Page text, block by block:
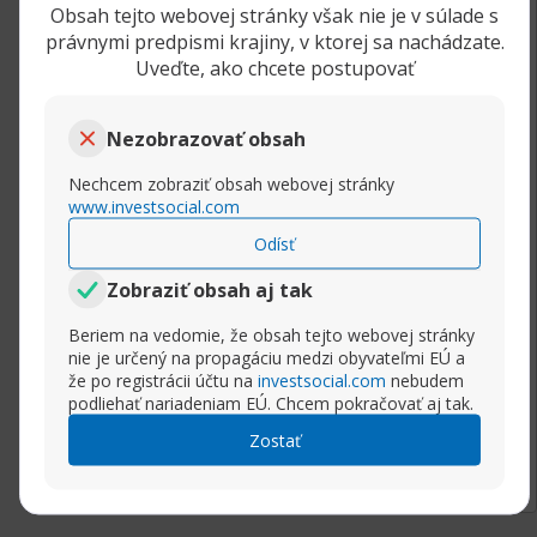
Obsah tejto webovej stránky však nie je v súlade s
právnymi predpismi krajiny, v ktorej sa nachádzate.
Uveďte, ako chcete postupovať
Nezobrazovať obsah
Nechcem zobraziť obsah webovej stránky
www.investsocial.com
Odísť
Zobraziť obsah aj tak
Beriem na vedomie, že obsah tejto webovej stránky
nie je určený na propagáciu medzi obyvateľmi EÚ a
že po registrácii účtu na investsocial.com nebudem
podliehať nariadeniam EÚ. Chcem pokračovať aj tak.
Zostať
Ako vložiť indikátor do obchodnej platformy
Návod v skratke: Najprv si musíte stiahnuť
súbory, s ktorými Metratrader pracuje a mali
by mať jednu z týchto dvoch prípon: mq4 alebo
EX4.
Stiahnite súbor MQL (súbor s príponou .mq4
alebo .ex4), ktorý nakopírujte do zložky s
nainštalovaný váš MT4.
Návod:
1) Otvorte platformu MT4
3) Zvoľte možnosť "Otvoriť zložku dát"
Rozbaliť príspevok